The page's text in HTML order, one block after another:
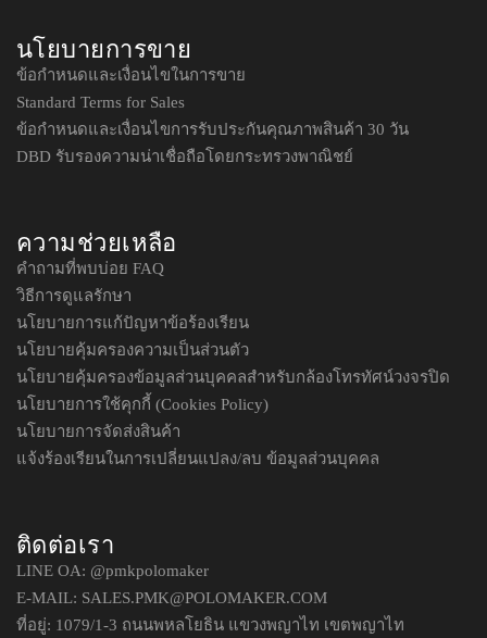
นโยบายการขาย
ข้อกำหนดและเงื่อนไขในการขาย
Standard Terms for Sales
ข้อกำหนดและเงื่อนไขการรับประกันคุณภาพสินค้า 30 วัน
DBD รับรองความน่าเชื่อถือโดยกระทรวงพาณิชย์
ความช่วยเหลือ
คำถามที่พบบ่อย FAQ
วิธีการดูแลรักษา
นโยบายการแก้ปัญหาข้อร้องเรียน
นโยบายคุ้มครองความเป็นส่วนตัว
นโยบายคุ้มครองข้อมูลส่วนบุคคลสำหรับกล้องโทรทัศน์วงจรปิด
นโยบายการใช้คุกกี้ (Cookies Policy)
นโยบายการจัดส่งสินค้า
แจ้งร้องเรียนในการเปลี่ยนแปลง/ลบ ข้อมูลส่วนบุคคล
ติดต่อเรา
LINE OA: @pmkpolomaker
E-MAIL: SALES.PMK@POLOMAKER.COM
ที่อยู่: 1079/1-3 ถนนพหลโยธิน แขวงพญาไท เขตพญาไท